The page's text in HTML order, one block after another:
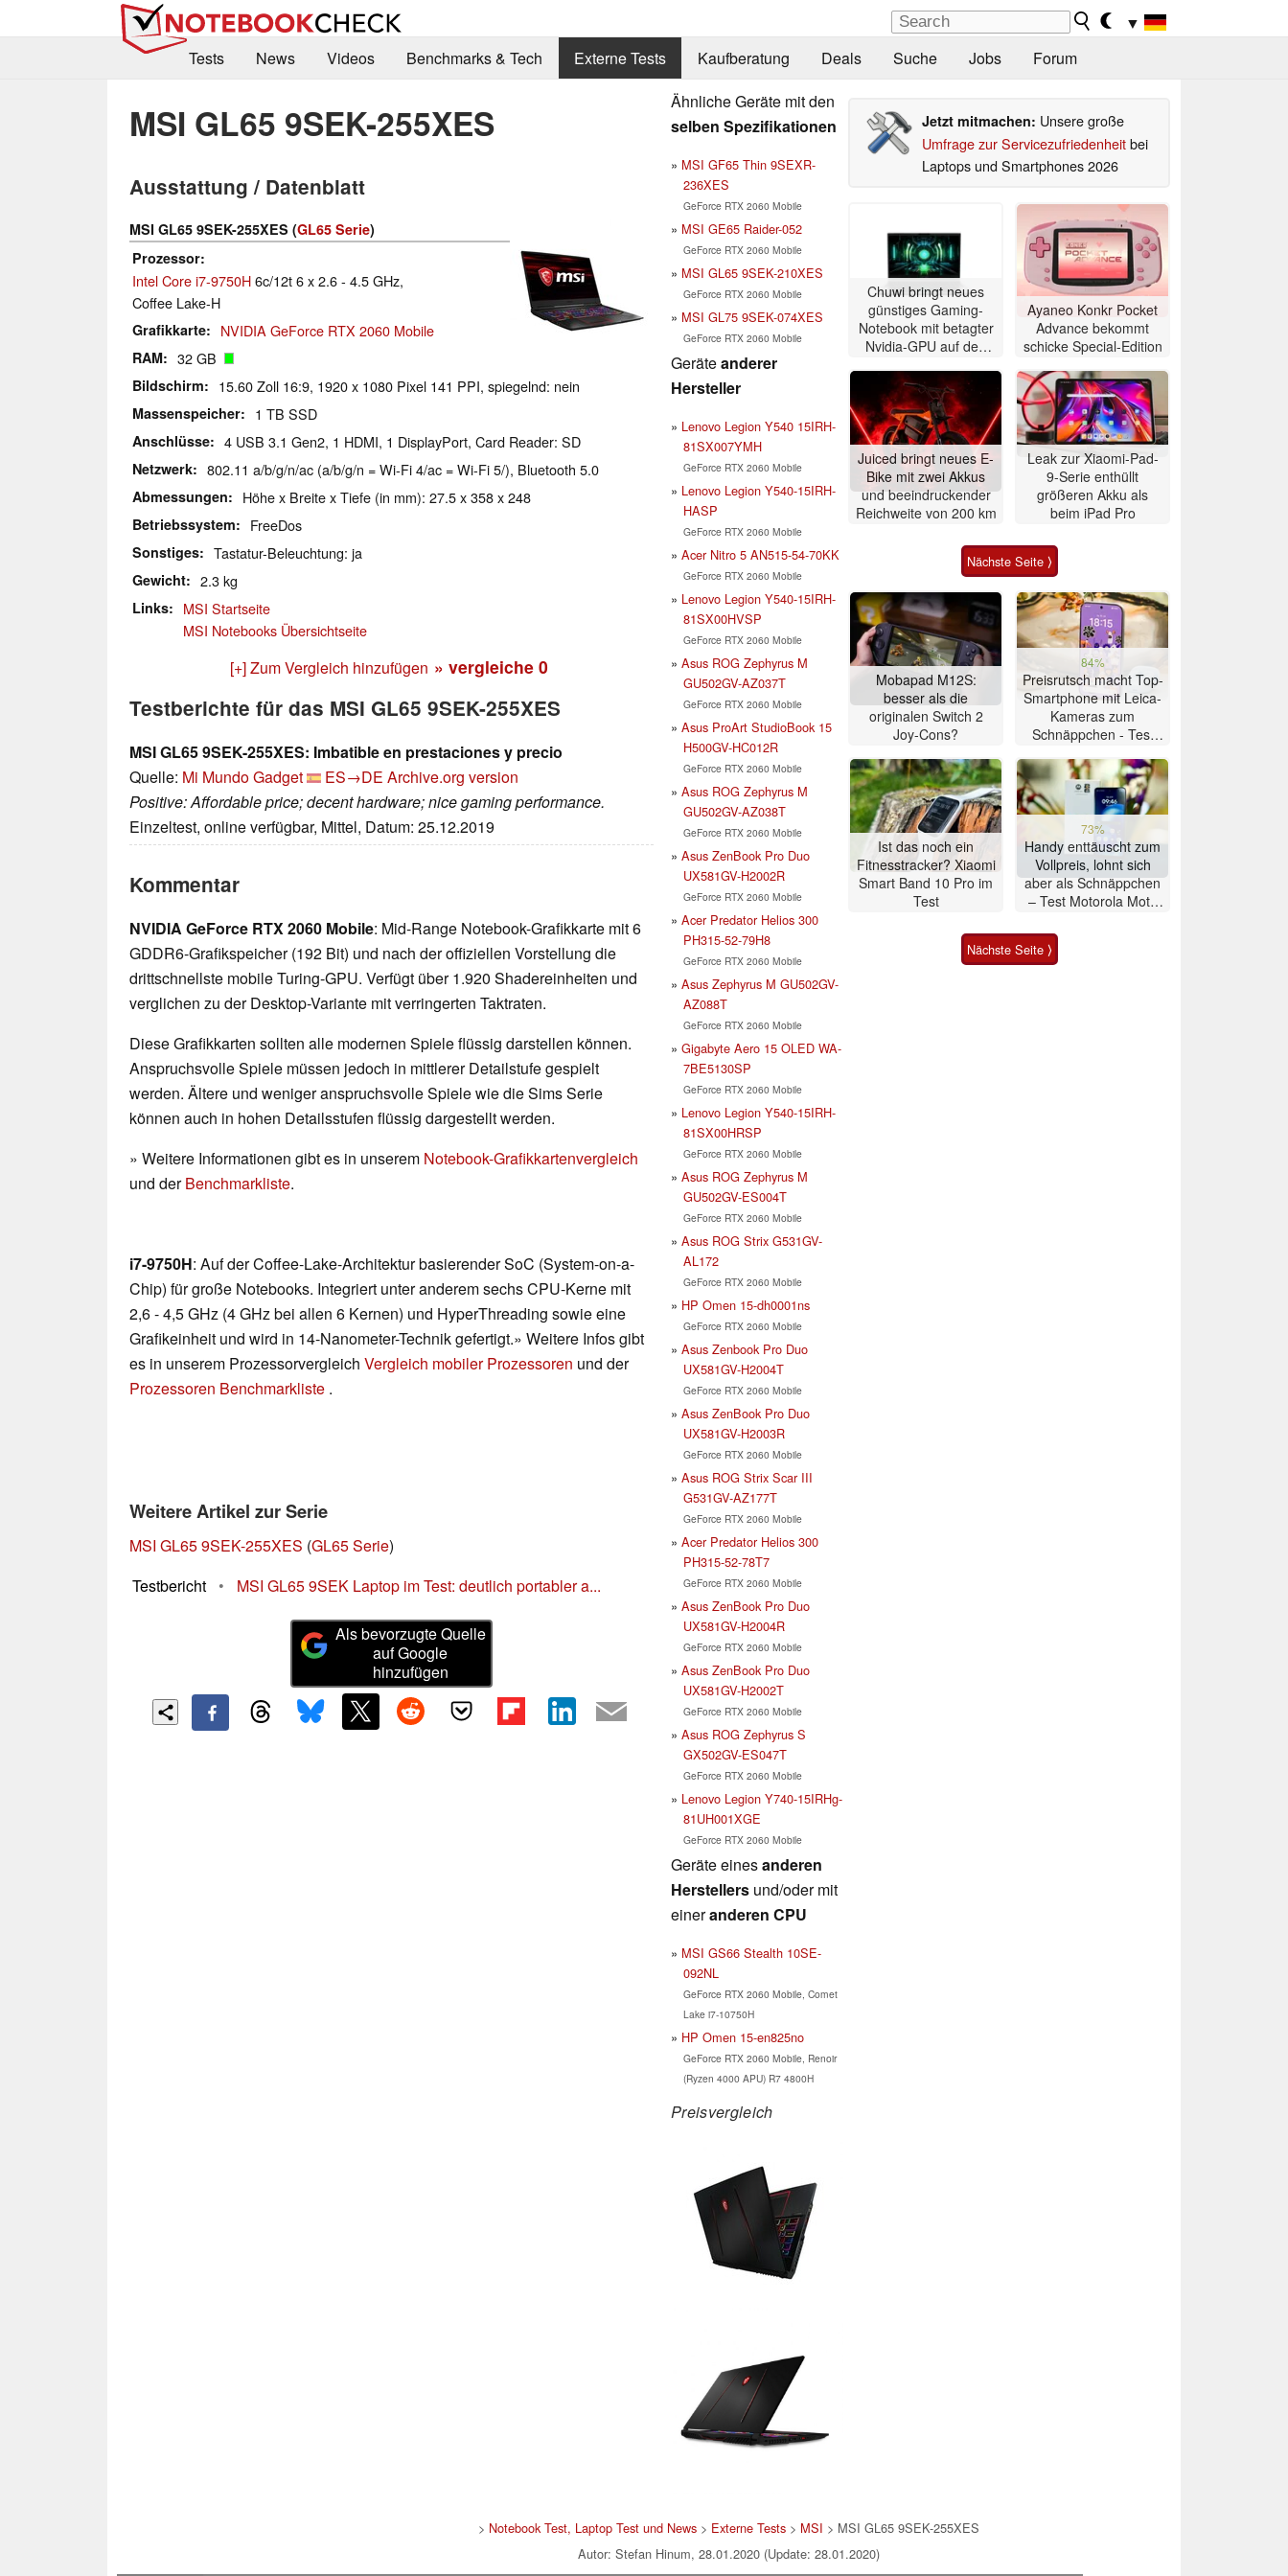
▼
Tests
News Videos Benchmarks & Tech Externe Tests Kaufberatung Deals Suche Jobs Forum
MSI GL65 9SEK-255XES
Ausstattung / Datenblatt
MSI GL65 9SEK-255XES (GL65 Serie)
Prozessor
Intel Core i7-9750H6c/12t 6 x 2.6 - 4.5 GHz,
Coffee Lake-H
Grafikkarte NVIDIA GeForce RTX 2060 Mobile
RAM 32 GB
Bildschirm 15.60 Zoll 16:9, 1920 x 1080 Pixel 141 PPI, spiegelnd: nein
Massenspeicher 1 TB SSD
Anschlüsse 4 USB 3.1 Gen2, 1 HDMI, 1 DisplayPort, Card Reader: SD
Netzwerk 802.11 a/b/g/n/ac (a/b/g/n = Wi-Fi 4/ac = Wi-Fi 5/), Bluetooth 5.0
Abmessungen Höhe x Breite x Tiefe (in mm): 27.5 x 358 x 248
Betriebssystem FreeDos
Sonstiges Tastatur-Beleuchtung: ja
Gewicht 2.3 kg
Links
MSI Startseite
MSI Notebooks Übersichtseite
[+] Zum Vergleich hinzufügen » vergleiche 0
Testberichte für das MSI GL65 9SEK-255XES
MSI GL65 9SEK-255XES: Imbatible en prestaciones y precio
Quelle: Mi Mundo Gadget ES→DE Archive.org version
Positive: Affordable price; decent hardware; nice gaming performance.
Einzeltest, online verfügbar, Mittel, Datum: 25.12.2019
Kommentar
NVIDIA GeForce RTX 2060 Mobile: Mid-Range Notebook-Grafikkarte mit 6
GDDR6-Grafikspeicher (192 Bit) und nach der offiziellen Vorstellung die
drittschnellste mobile Turing-GPU. Verfügt über 1.920 Shadereinheiten und
verglichen zu der Desktop-Variante mit verringerten Taktraten.
Diese Grafikkarten sollten alle modernen Spiele flüssig darstellen können.
Anspruchsvolle Spiele müssen jedoch in mittlerer Detailstufe gespielt
werden. Ältere und weniger anspruchsvolle Spiele wie die Sims Serie
können auch in hohen Detailsstufen flüssig dargestellt werden.
» Weitere Informationen gibt es in unserem Notebook-Grafikkartenvergleich
und derBenchmarkliste.
i7-9750H: Auf der Coffee-Lake-Architektur basierender SoC (System-on-a-
Chip) für große Notebooks. Integriert unter anderem sechs CPU-Kerne mit
2,6 - 4,5 GHz (4 GHz bei allen 6 Kernen) und HyperThreading sowie eine
Grafikeinheit und wird in 14-Nanometer-Technik gefertigt.» Weitere Infos gibt
es in unserem Prozessorvergleich Vergleich mobiler Prozessoren und der
Prozessoren Benchmarkliste .
Weitere Artikel zur Serie
MSI GL65 9SEK-255XES (GL65 Serie)
Testbericht
• MSI GL65 9SEK Laptop im Test: deutlich portabler a...
Als bevorzugte Quelle
auf Google
hinzufügen
Ähnliche Geräte mit den
selben Spezifikationen
MSI GF65 Thin 9SEXR-
236XES
GeForce RTX 2060 Mobile
MSI GE65 Raider-052
GeForce RTX 2060 Mobile
MSI GL65 9SEK-210XES
GeForce RTX 2060 Mobile
MSI GL75 9SEK-074XES
GeForce RTX 2060 Mobile
Geräteanderer
Hersteller
Lenovo Legion Y540 15IRH-
81SX007YMH
GeForce RTX 2060 Mobile
Lenovo Legion Y540-15IRH-
HASP
GeForce RTX 2060 Mobile
Acer Nitro 5 AN515-54-70KK
GeForce RTX 2060 Mobile
Lenovo Legion Y540-15IRH-
81SX00HVSP
GeForce RTX 2060 Mobile
Asus ROG Zephyrus M
GU502GV-AZ037T
GeForce RTX 2060 Mobile
Asus ProArt StudioBook 15
H500GV-HC012R
GeForce RTX 2060 Mobile
Asus ROG Zephyrus M
GU502GV-AZ038T
GeForce RTX 2060 Mobile
Asus ZenBook Pro Duo
UX581GV-H2002R
GeForce RTX 2060 Mobile
Acer Predator Helios 300
PH315-52-79H8
GeForce RTX 2060 Mobile
Asus Zephyrus M GU502GV-
AZ088T
GeForce RTX 2060 Mobile
Gigabyte Aero 15 OLED WA-
7BE5130SP
GeForce RTX 2060 Mobile
Lenovo Legion Y540-15IRH-
81SX00HRSP
GeForce RTX 2060 Mobile
Asus ROG Zephyrus M
GU502GV-ES004T
GeForce RTX 2060 Mobile
Asus ROG Strix G531GV-
AL172
GeForce RTX 2060 Mobile
HP Omen 15-dh0001ns
GeForce RTX 2060 Mobile
Asus Zenbook Pro Duo
UX581GV-H2004T
GeForce RTX 2060 Mobile
Asus ZenBook Pro Duo
UX581GV-H2003R
GeForce RTX 2060 Mobile
Asus ROG Strix Scar III
G531GV-AZ177T
GeForce RTX 2060 Mobile
Acer Predator Helios 300
PH315-52-78T7
GeForce RTX 2060 Mobile
Asus ZenBook Pro Duo
UX581GV-H2004R
GeForce RTX 2060 Mobile
Asus ZenBook Pro Duo
UX581GV-H2002T
GeForce RTX 2060 Mobile
Asus ROG Zephyrus S
GX502GV-ES047T
GeForce RTX 2060 Mobile
Lenovo Legion Y740-15IRHg-
81UH001XGE
GeForce RTX 2060 Mobile
Geräte einesanderen
Herstellers und/oder mit
eineranderen CPU
MSI GS66 Stealth 10SE-
092NL
GeForce RTX 2060 Mobile, Comet
Lake i7-10750H
HP Omen 15-en825no
GeForce RTX 2060 Mobile, Renoir
(Ryzen 4000 APU) R7 4800H
Preisvergleich
Jetzt mitmachen: Unsere große
Umfrage zur Servicezufriedenheitbei
Laptops und Smartphones 2026
Chuwi bringt neues
günstiges Gaming-
Notebook mit betagter
Nvidia-GPU auf den
Ayaneo Konkr Pocket
Advance bekommt
schicke Special-Edition
Juiced bringt neues E-
Bike mit zwei Akkus
und beeindruckender
Reichweite von 200 km
Leak zur Xiaomi-Pad-
9-Serie enthüllt
größeren Akku als
beim iPad Pro
Nächste Seite ⟩
Mobapad M12S:
besser als die
originalen Switch 2
Joy-Cons?
84%
Preisrutsch macht Top-
Smartphone mit Leica-
Kameras zum
Schnäppchen - Test
Ist das noch ein
Fitnesstracker? Xiaomi
Smart Band 10 Pro im
Test
73%
Handy enttäuscht zum
Vollpreis, lohnt sich
aber als Schnäppchen
– Test Motorola Moto
Nächste Seite ⟩
> Notebook Test, Laptop Test und News> Externe Tests> MSI > MSI GL65 9SEK-255XES
Autor: Stefan Hinum, 28.01.2020 (Update: 28.01.2020)